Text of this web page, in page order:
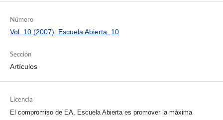
Número
Vol. 10 (2007): Escuela Abierta, 10
Sección
Artículos
Licencia
El compromiso de EA, Escuela Abierta es promover la máxima